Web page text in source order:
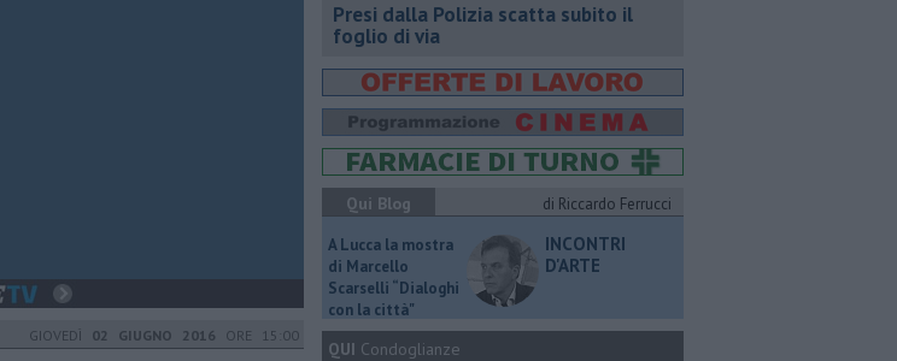
GIOVEDÌ 02 GIUGNO 2016 ORE 15:00
Presi dalla Polizia scatta subito il
foglio di via
Qui Blog
di Riccardo Ferrucci
A Lucca la mostra
di Marcello
Scarselli “Dialoghi
con la città"
INCONTRI
D'ARTE
QUI Condoglianze